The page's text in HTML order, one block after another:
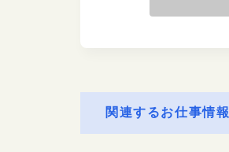
関連するお仕事情報